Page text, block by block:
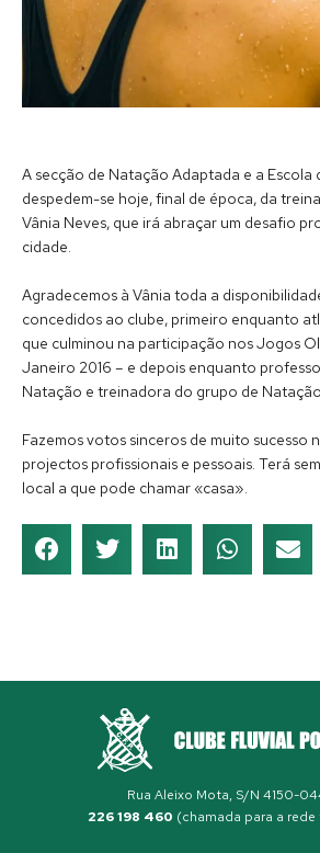
A secção de Natação Adaptada e a Escola
despedem-se hoje, final de época, da
Vânia Neves, que irá abraçar um desafio
cidade.
Agradecemos à Vânia toda a
concedidos ao clube, primeiro enquanto
que culminou na participação nos Jogos
Janeiro 2016 – e depois enquanto
Natação e treinadora do grupo de
Fazemos votos sinceros de muito sucesso
projectos profissionais e pessoais. Terá
local a que pode chamar «casa».
Rua Aleixo Mota, S/N 4150-
226 198 460 (chamada para a